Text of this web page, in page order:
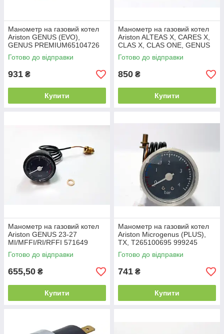
Манометр на газовий котел
Ariston GENUS (EVO),
GENUS PREMIUM65104726
Готово до відправки
931 ₴
Купити
Манометр на газовий котел
Ariston ALTEAS X, CARES X,
CLAS X, CLAS ONE, GENUS
X, HS 65114200
Готово до відправки
850 ₴
Купити
Манометр на газовий котел
Ariston GENUS 23-27
MI/MFFI/RI/RFFI 571649
Готово до відправки
655,50 ₴
Купити
Манометр на газовий котел
Ariston Microgenus (PLUS),
ТХ, Т265100695 999245
Готово до відправки
741 ₴
Купити